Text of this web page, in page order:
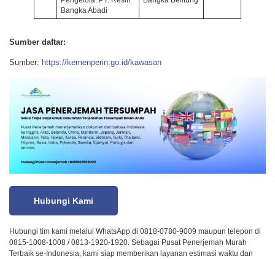
Bangka Abadi
Sumber daftar:
Sumber: https://kemenperin.go.id/kawasan
Hubungi Kami
Hubungi tim kami melalui WhatsApp di 0818-0780-9009 maupun telepon di
0815-1008-1008 / 0813-1920-1920. Sebagai Pusat Penerjemah Murah
Terbaik se-Indonesia, kami siap memberikan layanan estimasi waktu dan